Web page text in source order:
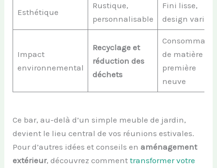
Esthétique
Rustique,
personnalisable
Fini lisse,
design varié
Impact
environnemental
Recyclage et
réduction des
déchets
de matière
première
neuve
Ce bar, au-delà d’un simple meuble de jardin,
devient le lieu central de vos réunions estivales.
Pour d’autres idées et conseils enaménagement
extérieur, découvrez commenttransformer votre